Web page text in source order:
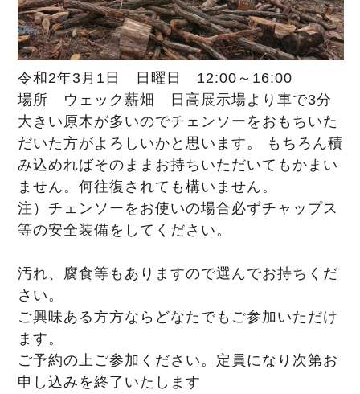
令和2年3月1日　日曜日　12:00～16:00
場所　ウェック薪畑　日高展示場より車で3分
大きい原木が多いのでチェンソーをおもちいた
だいた方がよろしいかと思います。 もちろん積
み込めればそのままお持ちいただいてもかまい
ません。何往復されても構いません。
注）チェンソーをお使いの場合必ずチャップス
等の安全装備をしてください。
汚れ、腐食等もありますので選んでお持ちくだ
さい。
ご興味ある方方ならどなたでもご参加いただけ
ます。
ご予約の上ご参加ください。定員になり次第お
申し込みを終了いたします